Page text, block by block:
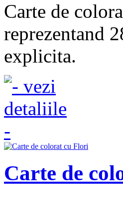
Carte de
reprezentand
explicita.
Carte de